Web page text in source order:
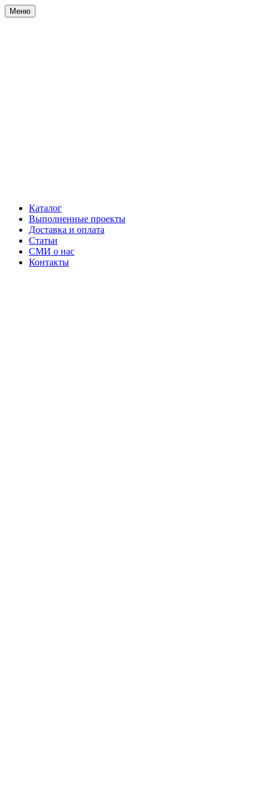
Меню
Каталог
Выполненные проекты
Доставка и оплата
Статьи
СМИ о нас
Контакты